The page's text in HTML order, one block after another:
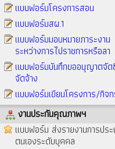
แบบฟอร์มโครงการสอน
แบบฟอร์มสผ.1
แบบฟอร์มมอบหมายภาระงาน
ระหว่างการไปราชการหรือลา
แบบฟอร์มบันทึกขออนุญาตจั
จัดจ้าง
แบบฟอร์มเขียนโครงการ/กิจ
งานประกันคุณภาพฯ
แบบฟอร์ม ส่งรายงานการประ
ตนเองระดับบุคคล